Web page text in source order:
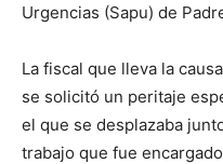
Urgencias (Sapu) de
La fiscal que lleva la
se solicitó un peritaje
el que se desplazaba
trabajo que fue